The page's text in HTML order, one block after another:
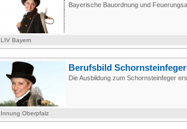
Bayerische Bauordnung und
LIV Bayern
Berufsbild
Die Ausbildung zum Schornsteinfeger
Innung Oberpfalz